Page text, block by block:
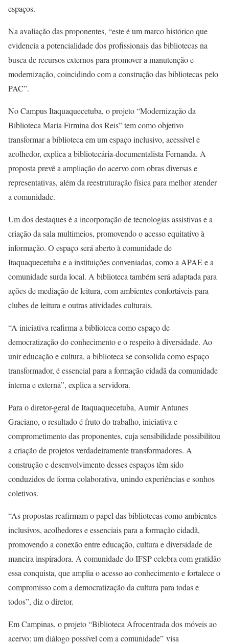
espaços.
Na avaliação das proponentes, “este é um marco histórico que
evidencia a potencialidade dos profissionais das bibliotecas na
busca de recursos externos para promover a manutenção e
modernização, coincidindo com a construção das bibliotecas pelo
PAC”.
No Campus Itaquaquecetuba, o projeto “Modernização da
Biblioteca Maria Firmina dos Reis” tem como objetivo
transformar a biblioteca em um espaço inclusivo, acessível e
acolhedor, explica a bibliotecária-documentalista Fernanda. A
proposta prevê a ampliação do acervo com obras diversas e
representativas, além da reestruturação física para melhor atender
a comunidade.
Um dos destaques é a incorporação de tecnologias assistivas e a
criação da sala multimeios, promovendo o acesso equitativo à
informação. O espaço será aberto à comunidade de
Itaquaquecetuba e a instituições conveniadas, como a APAE e a
comunidade surda local. A biblioteca também será adaptada para
ações de mediação de leitura, com ambientes confortáveis para
clubes de leitura e outras atividades culturais.
“A iniciativa reafirma a biblioteca como espaço de
democratização do conhecimento e o respeito à diversidade. Ao
unir educação e cultura, a biblioteca se consolida como espaço
transformador, é essencial para a formação cidadã da comunidade
interna e externa”, explica a servidora.
Para o diretor-geral de Itaquaquecetuba, Aumir Antunes
Graciano, o resultado é fruto do trabalho, iniciativa e
comprometimento das proponentes, cuja sensibilidade possibilitou
a criação de projetos verdadeiramente transformadores. A
construção e desenvolvimento desses espaços têm sido
conduzidos de forma colaborativa, unindo experiências e sonhos
coletivos.
“As propostas reafirmam o papel das bibliotecas como ambientes
inclusivos, acolhedores e essenciais para a formação cidadã,
promovendo a conexão entre educação, cultura e diversidade de
maneira inspiradora. A comunidade do IFSP celebra com gratidão
essa conquista, que amplia o acesso ao conhecimento e fortalece o
compromisso com a democratização da cultura para todas e
todos”, diz o diretor.
Em Campinas, o projeto “Biblioteca Afrocentrada dos móveis ao
acervo: um diálogo possível com a comunidade” visa